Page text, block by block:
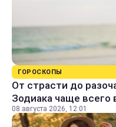
ГОРОСКОПЫ
От страсти до
Зодиака чаще
08 августа 2026, 12:01